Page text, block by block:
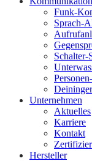
Funk-
Sprach-
Schalter-
Unternehmen
Aktuelles
Karriere
Kontakt
Hersteller